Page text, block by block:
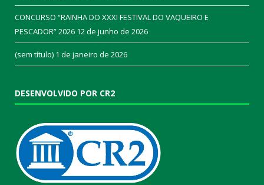
CONCURSO “RAINHA DO XXXI FESTIVAL DO VAQUEIRO E
PESCADOR” 2026 12 de junho de 2026
(sem título) 1 de janeiro de 2026
DESENVOLVIDO POR CR2